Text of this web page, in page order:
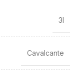
3l
Cavalcante